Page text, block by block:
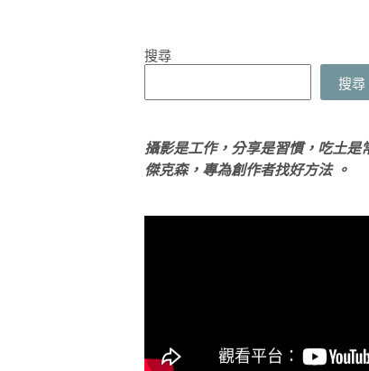
搜尋
搜尋
攝影是工作，分享是習慣，吃土是
傑克森，專為創作者找好方法 。